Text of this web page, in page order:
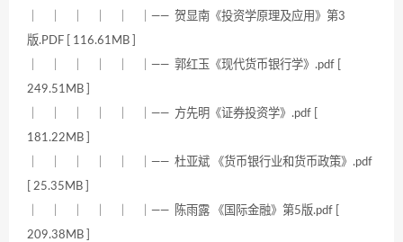
｜ ｜ ｜ ｜ ｜ ｜—— 贺显南《投资学原理及应用》第3
版.PDF [ 116.61MB ]
｜ ｜ ｜ ｜ ｜ ｜—— 郭红玉《现代货币银行学》.pdf [
249.51MB ]
｜ ｜ ｜ ｜ ｜ ｜—— 方先明《证券投资学》.pdf [
181.22MB ]
｜ ｜ ｜ ｜ ｜ ｜—— 杜亚斌 《货币银行业和货币政策》.pdf
[ 25.35MB ]
｜ ｜ ｜ ｜ ｜ ｜—— 陈雨露 《国际金融》第5版.pdf [
209.38MB ]